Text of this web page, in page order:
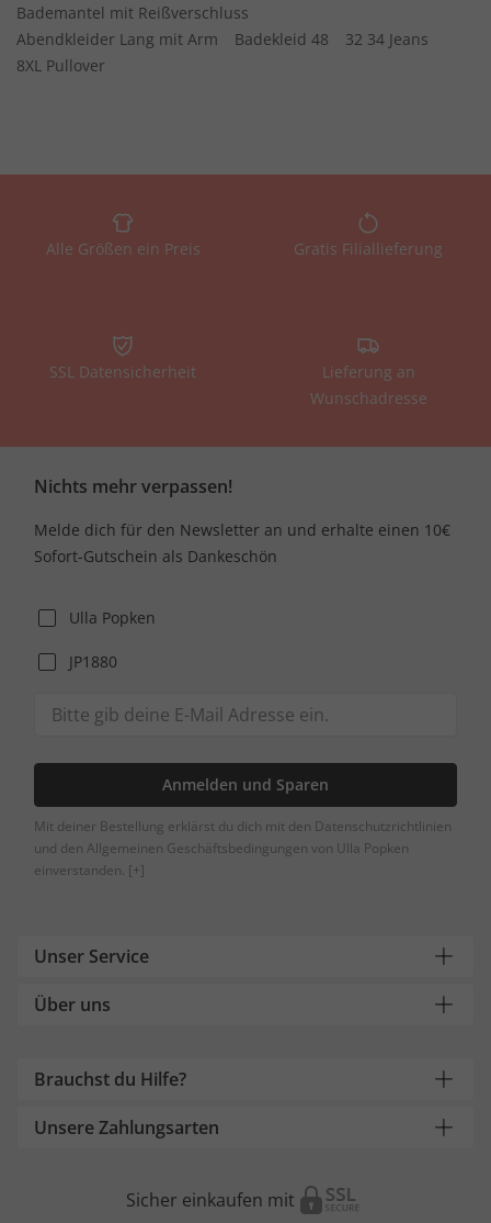
Bademantel mit Reißverschluss
Abendkleider Lang mit Arm
Badekleid 48
32 34 Jeans
8XL Pullover
Alle Größen ein Preis Gratis Filiallieferung
SSL Datensicherheit
Lieferung an
Wunschadresse
Nichts mehr verpassen!
Melde dich für den Newsletter an und erhalte einen 10€
Sofort-Gutschein als Dankeschön
Ulla Popken
JP1880
Anmelden und Sparen
Mit deiner Bestellung erklärst du dich mit den Datenschutzrichtlinien
und den Allgemeinen Geschäftsbedingungen von Ulla Popken
einverstanden. [+]
Unser Service
Über uns
Brauchst du Hilfe?
Unsere Zahlungsarten
Sicher einkaufen mit